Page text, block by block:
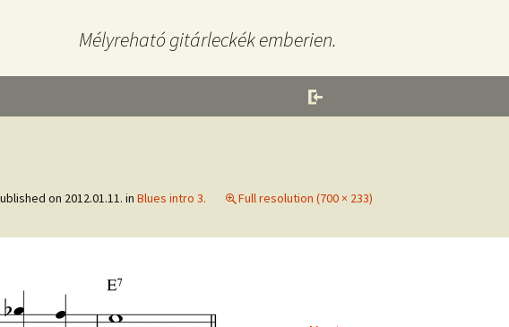
Mélyreható gitárleckék emberien.
on 2012.01.11. in Blues intro 3. Full resolution (700 × 233)